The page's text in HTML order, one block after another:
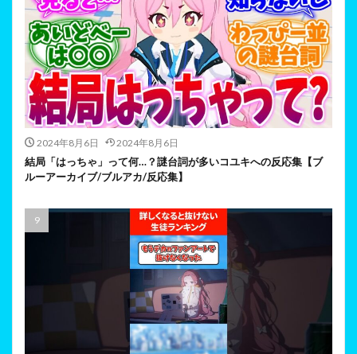
2024年8月6日 2024年8月6日
結局「はっちゃ」って何…？謎台詞が多いコユキへの反応集【ブ
ルーアーカイブ/ブルアカ/反応集】